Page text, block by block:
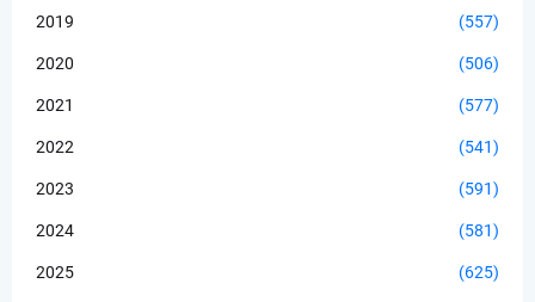
2019 (557)
2020 (506)
2021 (577)
2022 (541)
2023 (591)
2024 (581)
2025 (625)